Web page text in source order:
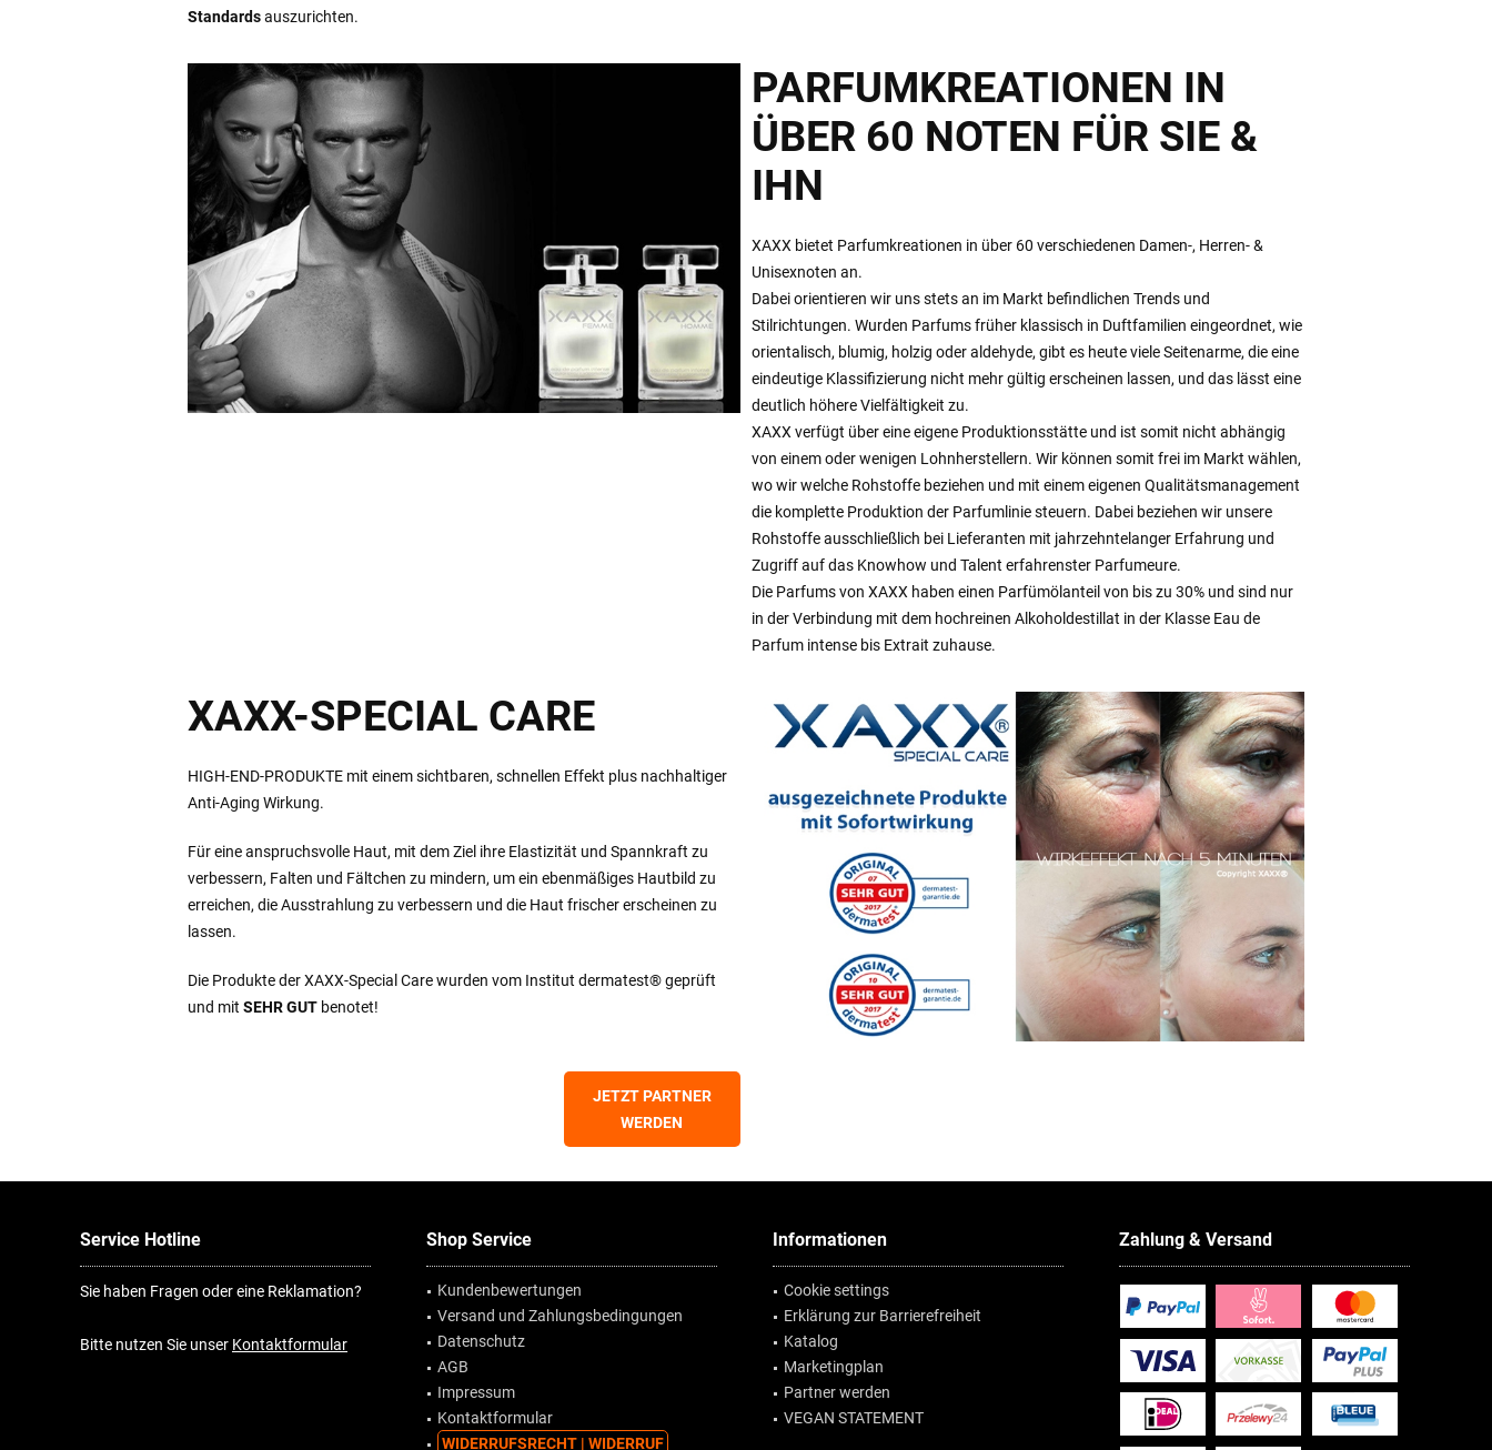
Standardsauszurichten.
PARFUMKREATIONEN IN
ÜBER 60 NOTEN FÜR SIE &
IHN
XAXX bietet Parfumkreationen in über 60 verschiedenen Damen-, Herren- &
Unisexnoten an.
Dabei orientieren wir uns stets an im Markt befindlichen Trends und
Stilrichtungen. Wurden Parfums früher klassisch in Duftfamilien eingeordnet, wie
orientalisch, blumig, holzig oder aldehyde, gibt es heute viele Seitenarme, die eine
eindeutige Klassifizierung nicht mehr gültig erscheinen lassen, und das lässt eine
deutlich höhere Vielfältigkeit zu.
XAXX verfügt über eine eigene Produktionsstätte und ist somit nicht abhängig
von einem oder wenigen Lohnherstellern. Wir können somit frei im Markt wählen,
wo wir welche Rohstoffe beziehen und mit einem eigenen Qualitätsmanagement
die komplette Produktion der Parfumlinie steuern. Dabei beziehen wir unsere
Rohstoffe ausschließlich bei Lieferanten mit jahrzehntelanger Erfahrung und
Zugriff auf das Knowhow und Talent erfahrenster Parfumeure.
Die Parfums von XAXX haben einen Parfümölanteil von bis zu 30% und sind nur
in der Verbindung mit dem hochreinen Alkoholdestillat in der Klasse Eau de
Parfum intense bis Extrait zuhause.
XAXX-SPECIAL CARE
HIGH-END-PRODUKTE mit einem sichtbaren, schnellen Effekt plus nachhaltiger
Anti-Aging Wirkung.
Für eine anspruchsvolle Haut, mit dem Ziel ihre Elastizität und Spannkraft zu
verbessern, Falten und Fältchen zu mindern, um ein ebenmäßiges Hautbild zu
erreichen, die Ausstrahlung zu verbessern und die Haut frischer erscheinen zu
lassen.
Die Produkte der XAXX-Special Care wurden vom Institut dermatest® geprüft
und mitSEHR GUT benotet!
JETZT PARTNER
WERDEN
Service Hotline
Sie haben Fragen oder eine Reklamation?
Bitte nutzen Sie unser Kontaktformular
Shop Service
Kundenbewertungen
Versand und Zahlungsbedingungen
Datenschutz
AGB
Impressum
Kontaktformular
WIDERRUFSRECHT | WIDERRUF
Informationen
Cookie settings
Erklärung zur Barrierefreiheit
Katalog
Marketingplan
Partner werden
VEGAN STATEMENT
Zahlung & Versand